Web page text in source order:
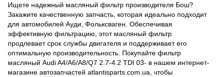
Ищете надежный масляный фильтр производителя Бош?
Закажите качественную запчасть, которая идеально подходит
для автомобилей Ауди, Фольксваген. Обеспечивая
эффективную фильтрацию, этот масляный фильтр
продлевает срок службы двигателя и поддерживает его
оптимальную производительность. Покупайте фильтр
масляный Audi A4/A6/A8/Q7 2.7-4.2 TDI 03- в нашем интернет-
магазине автозапчастей atlantisparts.com.ua, чтобы